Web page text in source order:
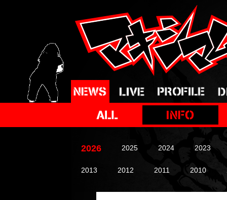
2026 2025 2024 2023
2013 2012 2011 2010